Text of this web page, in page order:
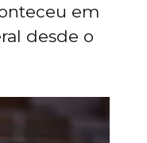
em
desde o